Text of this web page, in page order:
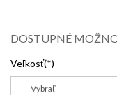
DOSTUPNÉ
Veľkosť